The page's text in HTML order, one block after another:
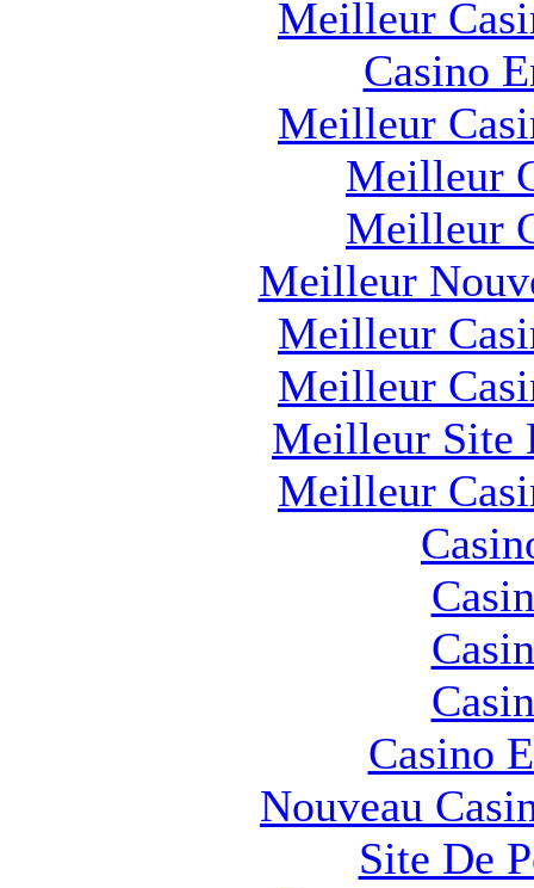
Meilleur
Casino
Meilleur
Meilleur
Meilleur
Meilleur
Meilleur
Meilleur
Meilleur Site
Meilleur
Casino
Nouveau
Site De